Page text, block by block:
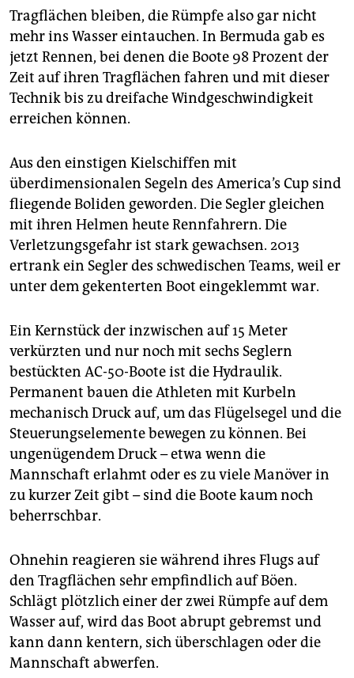
über 40 Knoten schnell, was in etwa 74 km/h
entspricht. 2017 waren es schon 50 Knoten (ungefähr
92 km/h).
Die Kostender Hightechboote können oft nur von
Milliardären getragen werden. Die Budgets der
Teams liegen teilweise bei mehreren Hundert
Tragflächen bleiben, die Rümpfe also gar nicht
mehr ins Wasser eintauchen. In Bermuda gab es
jetzt Rennen, bei denen die Boote 98 Prozent der
Zeit auf ihren Tragflächen fahren und mit dieser
Technik bis zu dreifache Windgeschwindigkeit
erreichen können.
Aus den einstigen Kielschiffen mit
überdimensionalen Segeln des America’s Cup sind
fliegende Boliden geworden. Die Segler gleichen
mit ihren Helmen heute Rennfahrern. Die
Verletzungsgefahr ist stark gewachsen. 2013
ertrank ein Segler des schwedischen Teams, weil er
unter dem gekenterten Boot eingeklemmt war.
Ein Kernstück der inzwischen auf 15 Meter
verkürzten und nur noch mit sechs Seglern
bestückten AC-50-Boote ist die Hydraulik.
Permanent bauen die Athleten mit Kurbeln
mechanisch Druck auf, um das Flügelsegel und die
Steuerungselemente bewegen zu können. Bei
ungenügendem Druck – etwa wenn die
Mannschaft erlahmt oder es zu viele Manöver in
zu kurzer Zeit gibt – sind die Boote kaum noch
beherrschbar.
Ohnehin reagieren sie während ihres Flugs auf
den Tragflächen sehr empfindlich auf Böen.
Schlägt plötzlich einer der zwei Rümpfe auf dem
Wasser auf, wird das Boot abrupt gebremst und
kann dann kentern, sich überschlagen oder die
Mannschaft abwerfen.